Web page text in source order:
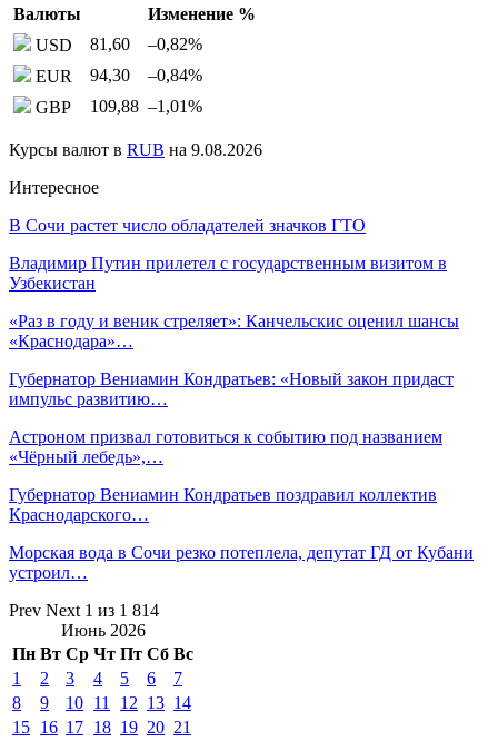
Валюты
Изменение %
USD
81,60 –0,82%
EUR
94,30 –0,84%
GBP
109,88 –1,01%
Курсы валют в RUB на 9.08.2026
Интересное
В Сочи растет число обладателей значков ГТО
Владимир Путин прилетел с государственным визитом в
Узбекистан
«Раз в году и веник стреляет»: Канчельскис оценил шансы
«Краснодара»…
Губернатор Вениамин Кондратьев: «Новый закон придаст
импульс развитию…
Астроном призвал готовиться к событию под названием
«Чёрный лебедь»,…
Губернатор Вениамин Кондратьев поздравил коллектив
Краснодарского…
Морская вода в Сочи резко потеплела, депутат ГД от Кубани
устроил…
Prev Next 1 из 1 814
Июнь 2026
Пн Вт Ср Чт Пт Сб Вс
1
2 3 4 5 6
7
8
9 10 11 12 13 14
15 16 17 18 19 20 21